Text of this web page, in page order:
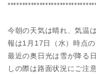
今朝の天気は晴れ、気温
報は1月17日（水）時点の
最近の奥日光は雪が降る
しの際は路面状況にご注